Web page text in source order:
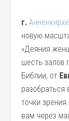
г. Анненкирхе
новую
«Деяния
шесть залов
Библии, от
точки
вам через